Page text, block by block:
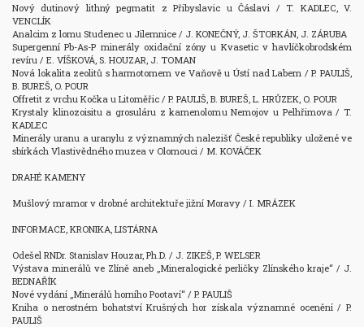
Nový dutinový lithný pegmatit z Přibyslavic u Čáslavi / T. KADLEC, V.
VENCLÍK
Analcim z lomu Studenec u Jilemnice / J. KONEČNÝ, J. ŠTORKÁN, J. ZÁRUBA
Supergenní Pb-As-P minerály oxidační zóny u Kvasetic v havlíčkobrodském
revíru / E. VÍŠKOVÁ, S. HOUZAR, J. TOMAN
Nová lokalita zeolitů s harmotomem ve Vaňově u Ústí nad Labem / P. PAULIŠ,
B. BUREŠ, O. POUR
Offretit z vrchu Kočka u Litoměřic / P. PAULIŠ, B. BUREŠ, L. HRŮZEK, O. POUR
Krystaly klinozoisitu a grosuláru z kamenolomu Nemojov u Pelhřimova / T.
KADLEC
Minerály uranu a uranylu z významných nalezišť České republiky uložené ve
sbírkách Vlastivědného muzea v Olomouci / M. KOVÁČEK
DRAHÉ KAMENY
Mušlový mramor v drobné architektuře jižní Moravy / I. MRÁZEK
INFORMACE, KRONIKA, LISTÁRNA
Odešel RNDr. Stanislav Houzar, Ph.D. / J. ZIKEŠ, P. WELSER
Výstava minerálů ve Zlíně aneb „Mineralogické perličky Zlínského kraje“ / J.
BEDNAŘÍK
Nové vydání „Minerálů horního Pootaví“ / P. PAULIŠ
Kniha o nerostném bohatství Krušných hor získala významné ocenění / P.
PAULIŠ